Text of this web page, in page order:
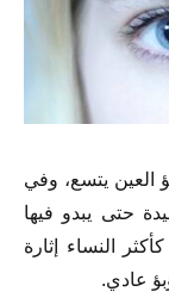
يتسع، وفي
حتى يبدو فيها
النساء إثارة
عادي.